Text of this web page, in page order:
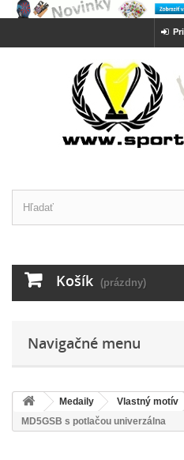
Košík (prázdny)
Navigačné menu
Medaily Vlastný motív
MD5GSB s potlačou univerzálna